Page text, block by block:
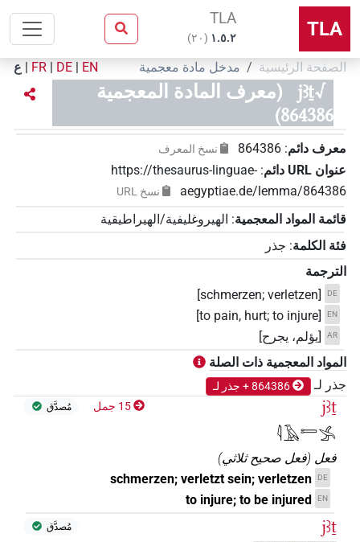
TLA
TLA
۱.٥.٢ (٢٠)
الصفحة الرئيسية مدخل مادة معجمية EN
|
DE
|
FR
| ع
√jꜣṯ
(معرف المادة المعجمية
864386)
معرف دائم:
864386 نسخ المعرف
عنوان‏ ‏URL‏ دائم :
https://thesaurus-linguae-
aegyptiae.de/lemma/864386
نسخ‏ ‏URL
قائمة المواد المعجمية: الهيروغليفية/الهيراطيقية
فئة الكلمة: جذر
الترجمة
DE
[schmerzen; verletzen]
EN
[to pain, hurt; to injure]
AR
[يؤلم، يجرح]
المواد المعجمية ذات الصلة
جذر لـ
864386 + جذر لـ
jꜣṯ
𓇋𓄿𓍿𓂿
15 جمل مُصدَّق
فعل (فعل صحيح ثلاثي)
DE
schmerzen; verletzt sein; verletzen
EN
to injure; to be injured
jꜣṯ مُصدَّق